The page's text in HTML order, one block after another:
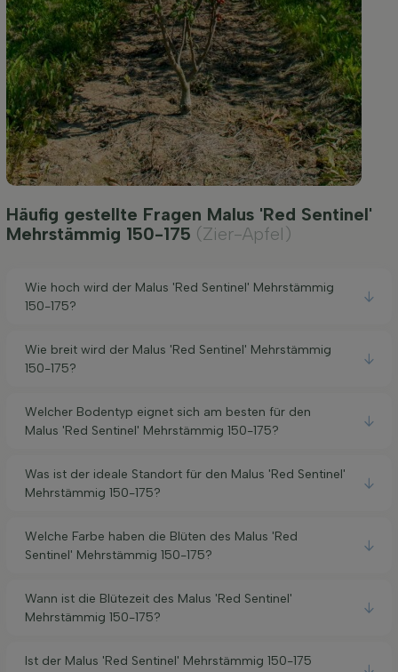
Häufig gestellte Fragen Malus 'Red Sentinel'
Mehrstämmig 150-175 (Zier-Apfel)
Wie hoch wird der Malus 'Red Sentinel' Mehrstämmig
150-175?
Wie breit wird der Malus 'Red Sentinel' Mehrstämmig
150-175?
Welcher Bodentyp eignet sich am besten für den
Malus 'Red Sentinel' Mehrstämmig 150-175?
Was ist der ideale Standort für den Malus 'Red Sentinel'
Mehrstämmig 150-175?
Welche Farbe haben die Blüten des Malus 'Red
Sentinel' Mehrstämmig 150-175?
Wann ist die Blütezeit des Malus 'Red Sentinel'
Mehrstämmig 150-175?
Ist der Malus 'Red Sentinel' Mehrstämmig 150-175